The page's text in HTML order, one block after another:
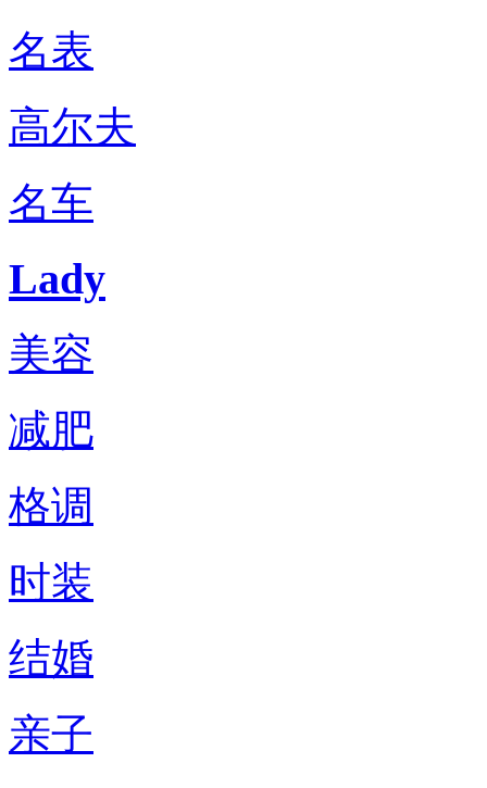
名表
高尔夫
名车
Lady
美容
减肥
格调
时装
结婚
亲子